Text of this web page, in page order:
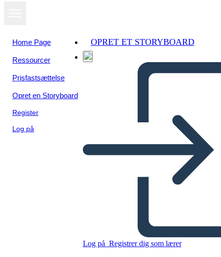
Home Page
Ressourcer
Prisfastsættelse
Opret en Storyboard
Register
Log på
OPRET ET STORYBOARD
Log på Registrer dig som lærer
Se som
diasshow